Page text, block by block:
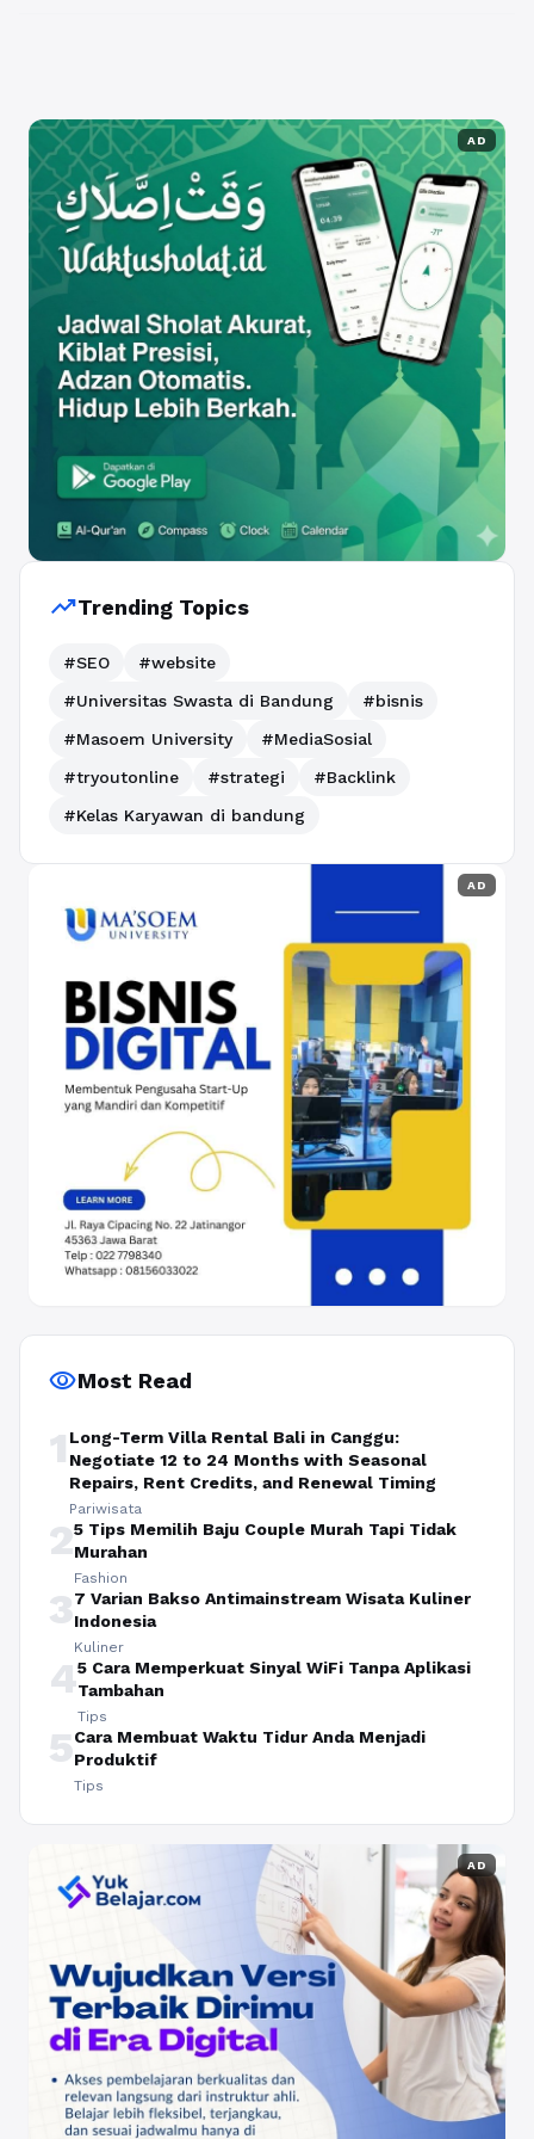
AD
trending_upTrending Topics
#SEO
#website
#Universitas Swasta di Bandung
#bisnis
#Masoem University
#MediaSosial
#tryoutonline
#strategi
#Backlink
#Kelas Karyawan di bandung
AD
visibilityMost Read
1 Long-Term Villa Rental Bali in Canggu:
Negotiate 12 to 24 Months with Seasonal
Repairs, Rent Credits, and Renewal Timing
Pariwisata
25 Tips Memilih Baju Couple Murah Tapi Tidak
Murahan
Fashion
37 Varian Bakso Antimainstream Wisata Kuliner
Indonesia
Kuliner
45 Cara Memperkuat Sinyal WiFi Tanpa Aplikasi
Tambahan
Tips
5Cara Membuat Waktu Tidur Anda Menjadi
Produktif
Tips
AD